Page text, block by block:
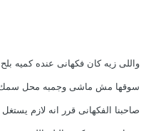
واللى زيه كان فكهانى عنده كميه بلح
سوقها مش ماشى وجمبه محل سمك
صاحبنا الفكهانى قرر انه لازم